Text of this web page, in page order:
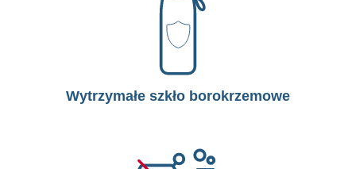
Wytrzymałe szkło borokrzemowe